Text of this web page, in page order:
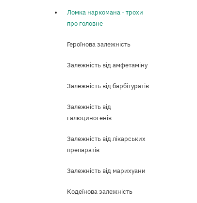
Ломка наркомана - трохи
про головне
Героїнова залежність
Залежність від амфетаміну
Залежність від барбітуратів
Залежність від
галюциногенів
Залежність від лікарських
препаратів
Залежність від марихуани
Кодеїнова залежність